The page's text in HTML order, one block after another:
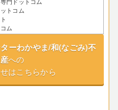
トコム
ム
ーわかやま/和(なごみ)不
への
はこちらから